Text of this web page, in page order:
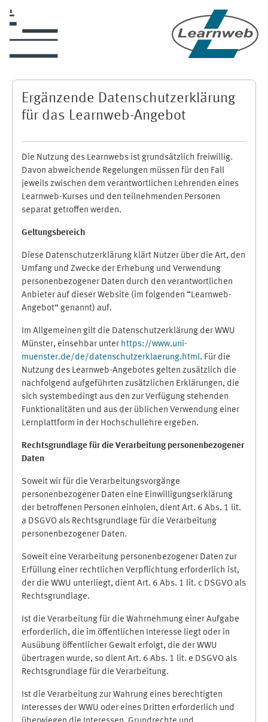
Ergänzende Datenschutzerklärung
für das Learnweb-Angebot
Die Nutzung des Learnwebs ist grundsätzlich freiwillig.
Davon abweichende Regelungen müssen für den Fall
jeweils zwischen dem verantwortlichen Lehrenden eines
Learnweb-Kurses und den teilnehmenden Personen
separat getroffen werden.
Geltungsbereich
Diese Datenschutzerklärung klärt Nutzer über die Art, den
Umfang und Zwecke der Erhebung und Verwendung
personenbezogener Daten durch den verantwortlichen
Anbieter auf dieser Website (im folgenden “Learnweb-
Angebot” genannt) auf.
Im Allgemeinen gilt die Datenschutzerklärung der WWU
Münster, einsehbar unter https://www.uni-
muenster.de/de/datenschutzerklaerung.html. Für die
Nutzung des Learnweb-Angebotes gelten zusätzlich die
nachfolgend aufgeführten zusätzlichen Erklärungen, die
sich systembedingt aus den zur Verfügung stehenden
Funktionalitäten und aus der üblichen Verwendung einer
Lernplattform in der Hochschullehre ergeben.
Rechtsgrundlage für die Verarbeitung personenbezogener
Daten
Soweit wir für die Verarbeitungsvorgänge
personenbezogener Daten eine Einwilligungserklärung
der betroffenen Personen einholen, dient Art. 6 Abs. 1 lit.
a DSGVO als Rechtsgrundlage für die Verarbeitung
personenbezogener Daten.
Soweit eine Verarbeitung personenbezogener Daten zur
Erfüllung einer rechtlichen Verpflichtung erforderlich ist,
der die WWU unterliegt, dient Art. 6 Abs. 1 lit. c DSGVO als
Rechtsgrundlage.
Ist die Verarbeitung für die Wahrnehmung einer Aufgabe
erforderlich, die im öffentlichen Interesse liegt oder in
Ausübung öffentlicher Gewalt erfolgt, die der WWU
übertragen wurde, so dient Art. 6 Abs. 1 lit. e DSGVO als
Rechtsgrundlage für die Verarbeitung.
Ist die Verarbeitung zur Wahrung eines berechtigten
Interesses der WWU oder eines Dritten erforderlich und